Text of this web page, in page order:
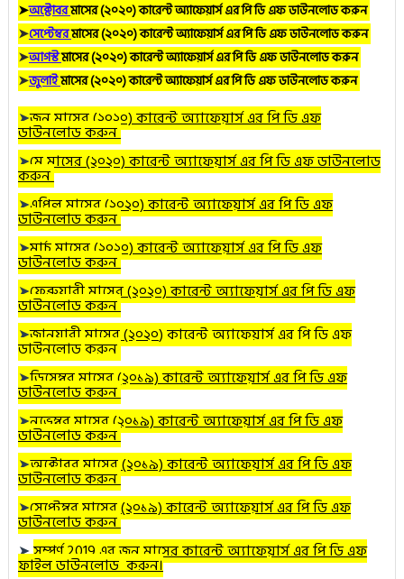
➤অক্টোবরমাসের (২০২০) কারেন্ট অ্যাফেয়ার্স এর পি ডি এফ ডাউনলোড করুন
➤সেপ্টেম্বরমাসের (২০২০) কারেন্ট অ্যাফেয়ার্স এর পি ডি এফ ডাউনলোড করুন
➤আগস্টমাসের (২০২০) কারেন্ট অ্যাফেয়ার্স এর পি ডি এফ ডাউনলোড করুন
➤জুলাইমাসের (২০২০) কারেন্ট অ্যাফেয়ার্স এর পি ডি এফ ডাউনলোড করুন
➤জুনমাসের (২০২০) কারেন্ট অ্যাফেয়ার্স এর পি ডি এফ
ডাউনলোড করুন
➤মেমাসের (২০২০) কারেন্ট অ্যাফেয়ার্স এর পি ডি এফ ডাউনলোড
করুন
➤এপ্রিলমাসের (২০২০) কারেন্ট অ্যাফেয়ার্স এর পি ডি এফ
ডাউনলোড করুন
➤মার্চমাসের (২০২০) কারেন্ট অ্যাফেয়ার্স এর পি ডি এফ
ডাউনলোড করুন
➤ফেব্রুয়ারীমাসের (২০২০) কারেন্ট অ্যাফেয়ার্স এর পি ডি এফ
ডাউনলোড করুন
➤জানুয়ারীমাসের (২০২০) কারেন্ট অ্যাফেয়ার্স এর পি ডি এফ
ডাউনলোড করুন
➤ডিসেম্বরমাসের (২০১৯) কারেন্ট অ্যাফেয়ার্স এর পি ডি এফ
ডাউনলোড করুন
➤নভেম্বরমাসের (২০১৯) কারেন্ট অ্যাফেয়ার্স এর পি ডি এফ
ডাউনলোড করুন
➤অক্টোবরমাসের (২০১৯) কারেন্ট অ্যাফেয়ার্স এর পি ডি এফ
ডাউনলোড করুন
➤সেপ্টেম্বর মাসের (২০১৯) কারেন্ট অ্যাফেয়ার্স এর পি ডি এফ
ডাউনলোড করুন
➤সম্পূর্ণ 2019 এর জুন মাসের কারেন্ট অ্যাফেয়ার্স এর পি ডি এফ
ফাইল ডাউনলোড করুন।